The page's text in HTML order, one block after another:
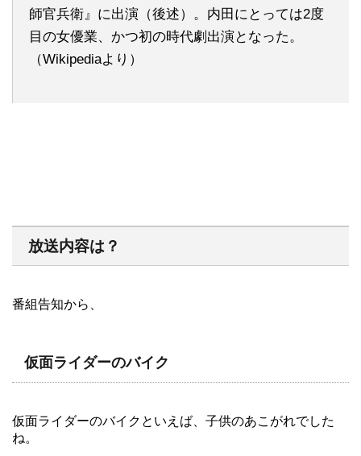
師官兵衛』に出演（後述）。内田にとっては2度
目の女優業、かつ初の時代劇出演となった。
（Wikipediaより）
放送内容は？
番組告知から、
仮面ライダーのバイク
仮面ライダーのバイクといえば、子供のあこがれでした
ね。